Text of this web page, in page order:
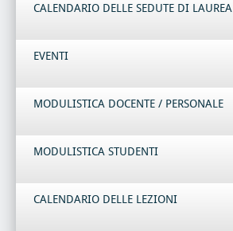
CALENDARIO DELLE SEDUTE DI LAUREA
EVENTI
MODULISTICA DOCENTE / PERSONALE
MODULISTICA STUDENTI
CALENDARIO DELLE LEZIONI